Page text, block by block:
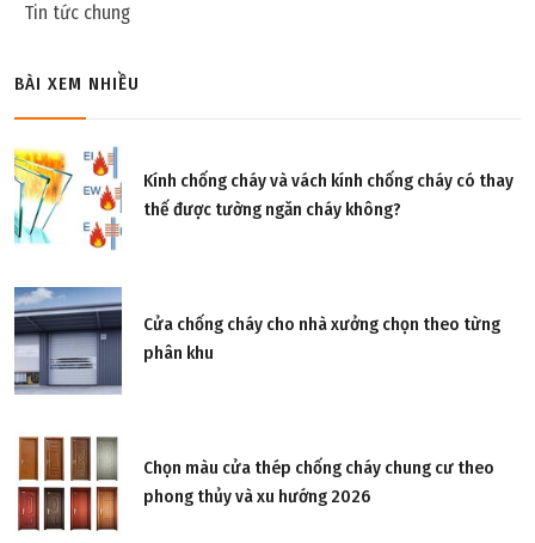
Tin tức chung
BÀI XEM NHIỀU
Kính chống cháy và vách kính chống cháy có thay
thế được tường ngăn cháy không?
Cửa chống cháy cho nhà xưởng chọn theo từng
phân khu
Chọn màu cửa thép chống cháy chung cư theo
phong thủy và xu hướng 2026